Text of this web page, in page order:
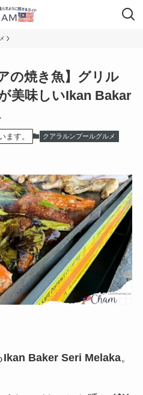
の焼き魚】グリル
美味しいIkan Bakar
ます。 クアラルンプールグルメ
Ikan Baker Seri Melaka。